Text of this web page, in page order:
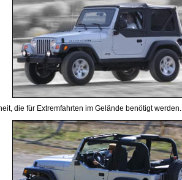
die für Extremfahrten im Gelände benötigt werden.